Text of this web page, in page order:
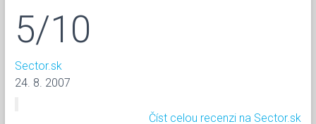
5/10
Sector.sk
24. 8. 2007
Číst celou recenzi na Sector.sk